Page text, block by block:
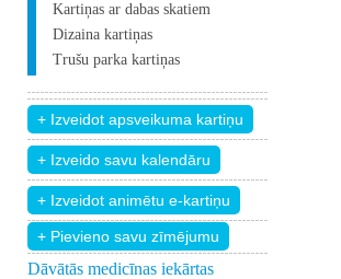
Kartiņas ar dabas skatiem
Dizaina kartiņas
Trušu parka kartiņas
+ Pievieno savu zīmējumu
Dāvātās medicīnas iekārtas